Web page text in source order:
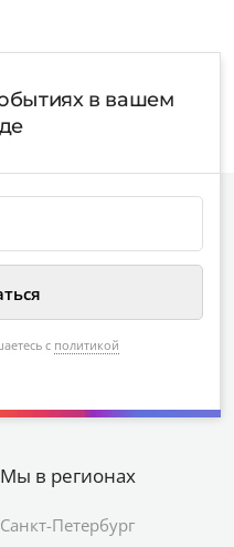
в вашем
с политикой
Мы в регионах
Санкт-Петербург